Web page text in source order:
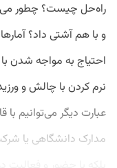
راه‌حل چیست؟ چطور
و با هم آشتی داد؟
احتیاج به مواجه شدن
نرم کردن با چالش و
عبارت دیگر می‌توانیم با
مدارک دانشگاهی یا